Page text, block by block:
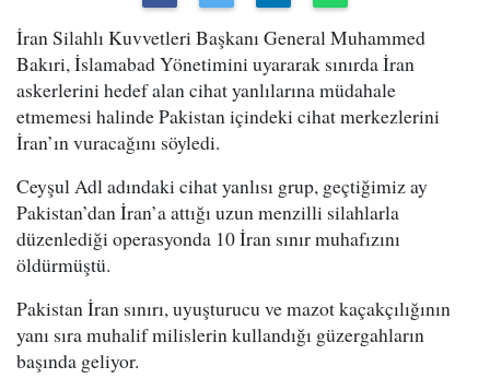
İran Silahlı Kuvvetleri Başkanı General Muhammed
Bakıri, İslamabad Yönetimini uyararak sınırda İran
askerlerini hedef alan cihat yanlılarına müdahale
etmemesi halinde Pakistan içindeki cihat merkezlerini
İran’ın vuracağını söyledi.
Ceyşul Adl adındaki cihat yanlısı grup, geçtiğimiz ay
Pakistan’dan İran’a attığı uzun menzilli silahlarla
düzenlediği operasyonda 10 İran sınır muhafızını
öldürmüştü.
Pakistan İran sınırı, uyuşturucu ve mazot kaçakçılığının
yanı sıra muhalif milislerin kullandığı güzergahların
başında geliyor.